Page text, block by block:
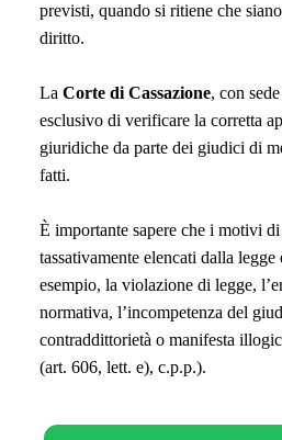
previsti, quando si ritiene che
diritto.
La Corte di Cassazione, con
esclusivo di verificare la corretta
giuridiche da parte dei giudici di
fatti.
È importante sapere che i motivi
tassativamente elencati dalla legge
esempio, la violazione di legge,
normativa, l’incompetenza del
contraddittorietà o manifesta
(art. 606, lett. e), c.p.p.).